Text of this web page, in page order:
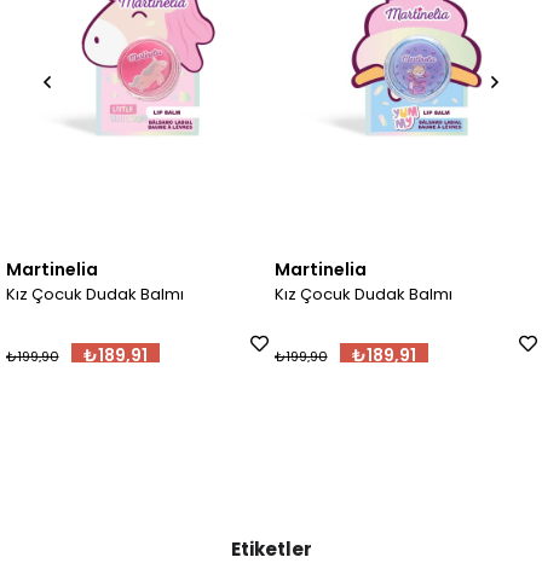
Balmı
Martinelia
Kız Çocuk Dudak Balmı
₺189,91 ₺2.499,00
Etiketler